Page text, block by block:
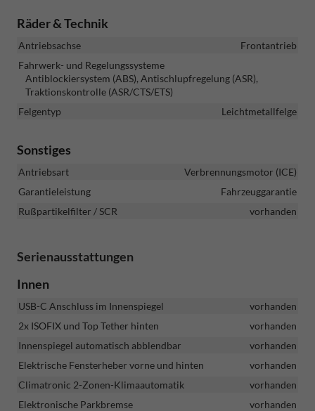
Räder & Technik
Antriebsachse
Frontantrieb
Fahrwerk- und Regelungssysteme
Antiblockiersystem (ABS), Antischlupfregelung (ASR),
Traktionskontrolle (ASR/CTS/ETS)
Felgentyp
Leichtmetallfelge
Sonstiges
Antriebsart
Verbrennungsmotor (ICE)
Garantieleistung
Fahrzeuggarantie
Rußpartikelfilter / SCR
vorhanden
Serienausstattungen
Innen
USB-C Anschluss im Innenspiegel
vorhanden
2x ISOFIX und Top Tether hinten
vorhanden
Innenspiegel automatisch abblendbar
vorhanden
Elektrische Fensterheber vorne und hinten
vorhanden
Climatronic 2-Zonen-Klimaautomatik
vorhanden
Elektronische Parkbremse
vorhanden